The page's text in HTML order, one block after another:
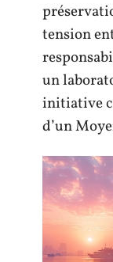
tension
un
initiative
d’un